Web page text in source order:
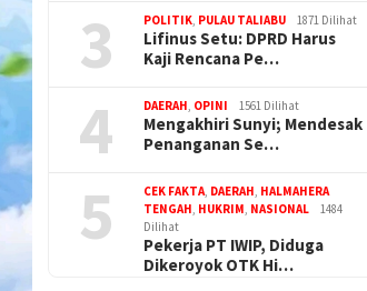
3 POLITIK PULAU TALIABU 1871 Dilihat
Lifinus Setu: DPRD Harus
Kaji Rencana Pe…
4 DAERAH OPINI 1561 Dilihat
Mengakhiri Sunyi; Mendesak
Penanganan Se…
5 CEK FAKTA DAERAH HALMAHERA
TENGAH HUKRIM NASIONAL
1484
Dilihat
Pekerja PT IWIP, Diduga
Dikeroyok OTK Hi…